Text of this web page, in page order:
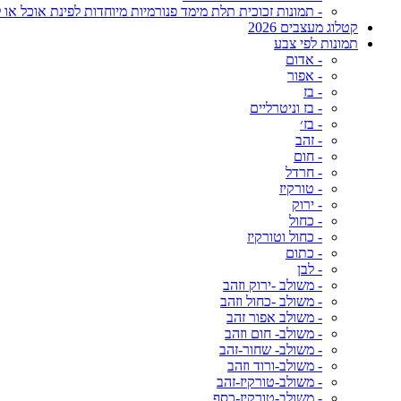
- תמונות זכוכית תלת מימד פנורמיות מיוחדות לפינת אוכל או
קטלוג מעצבים 2026
תמונות לפי צבע
- אדום
- אפור
- בז
- בז וניטרליים
- בז׳
- זהב
- חום
- חרדל
- טורקיז
- ירוק
- כחול
- כחול וטורקיז
- כתום
- לבן
- משולב -ירוק וזהב
- משולב -כחול וזהב
- משולב אפור זהב
- משולב- חום וזהב
- משולב- שחור-זהב
- משולב-ורוד וזהב
- משולב-טורקיז-זהב
- משולב-טורקיז-כסף